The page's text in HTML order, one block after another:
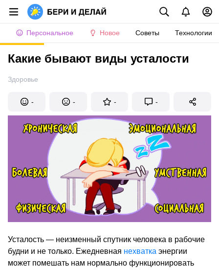
Персональное Новое Советы Технологии
Какие бывают виды усталости
Здоровье
- - - -
Усталость — неизменный спутник человека в рабочие
будни и не только. Ежедневная нехватка энергии
может помешать нам нормально функционировать